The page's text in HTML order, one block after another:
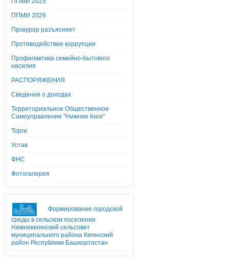
ППМИ 2026
Прокурор разъясняет
Противодействие коррупции
Профилактика семейно-бытового
насилия
РАСПОРЯЖЕНИЯ
Сведения о доходах
Территориальное Общественное
Самоуправление "Нижние Киги"
Торги
Устав
ФНС
Фотогалерея
Формирование городской
среды в сельском поселении
Нижнекигинский сельсовет
муниципального района Кигинский
район Республики Башкортостан